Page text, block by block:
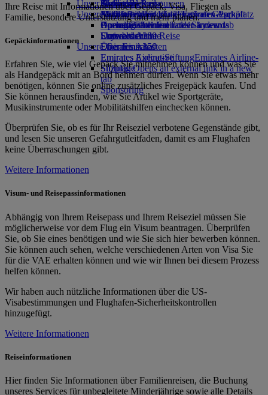
Airline Partner
Flughafen-ParkplatzFlughafen-Parkplatz
Opens an external link in a new tab
Getränke
Unsere Flotte
Boeing 777
Emirates A380
Emirates A350
Emirates Executive
Sitzpläne
Kinderspielzeug
Aktivitäten für Kinder
Unser Planet
Nachhaltigkeit im operativen Geschäft
Umweltrichtlinien
Umweltberichte
Unsere Gemeinschaften
Emirates Airline-StiftungEmirates Airline-
Stiftung Opens an external link in a new
tab
Sponsoring
Skywards Rail
Meilenrechner
Anmelden bei Emirates Skywards
Skywards+
Anfragen
Tools und Ressourcen
Mobiltelefon und die Emirates App
Buchung stornieren oder ändern
Unterbrochene Reise
Über Emirates
Ihre Reise mit Informationen über Gepäck, Visa, Fliegen als
Familie, besondere Unterstützung und mehr planen.
Gepäckinformationen
Erfahren Sie, wie viel Gepäck Sie mitnehmen können und was Sie
als Handgepäck mit an Bord nehmen dürfen. Wenn Sie etwas mehr
benötigen, können Sie online zusätzliches Freigepäck kaufen. Und
Sie können herausfinden, wie Sie Artikel wie Sportgeräte,
Musikinstrumente oder Mobilitätshilfen einchecken können.
Überprüfen Sie, ob es für Ihr Reiseziel verbotene Gegenstände gibt,
und lesen Sie unseren Gefahrgutleitfaden, damit es am Flughafen
keine Überraschungen gibt.
Weitere Informationen
Visum- und Reisepassinformationen
Abhängig von Ihrem Reisepass und Ihrem Reiseziel müssen Sie
möglicherweise vor dem Flug ein Visum beantragen. Überprüfen
Sie, ob Sie eines benötigen und wie Sie sich hier bewerben können.
Sie können auch sehen, welche verschiedenen Arten von Visa Sie
für die VAE erhalten können und wie wir Ihnen bei diesem Prozess
helfen können.
Wir haben auch nützliche Informationen über die US-
Visabestimmungen und Flughafen-Sicherheitskontrollen
hinzugefügt.
Weitere Informationen
Reiseinformationen
Hier finden Sie Informationen über Familienreisen, die Buchung
unseres Services für unbegleitete Minderjährige sowie alle Details